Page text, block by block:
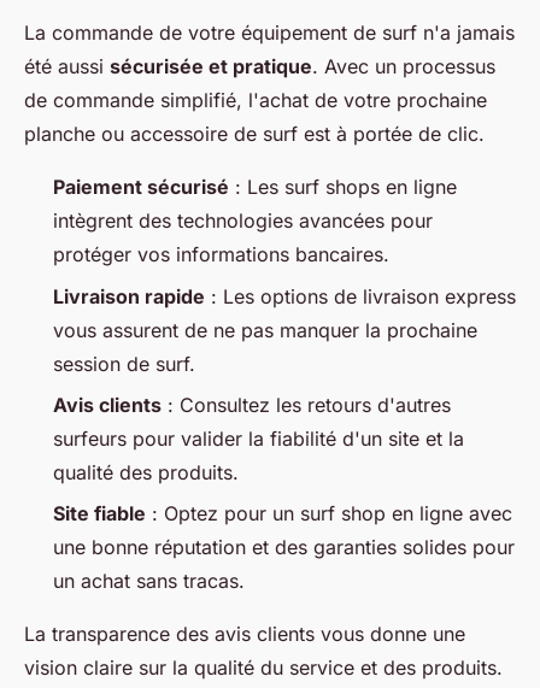
La commande de votre équipement de surf n'a jamais
été aussi sécurisée et pratique. Avec un processus
de commande simplifié, l'achat de votre prochaine
planche ou accessoire de surf est à portée de clic.
Paiement sécurisé : Les surf shops en ligne
intègrent des technologies avancées pour
protéger vos informations bancaires.
Livraison rapide : Les options de livraison express
vous assurent de ne pas manquer la prochaine
session de surf.
Avis clients : Consultez les retours d'autres
surfeurs pour valider la fiabilité d'un site et la
qualité des produits.
Site fiable : Optez pour un surf shop en ligne avec
une bonne réputation et des garanties solides pour
un achat sans tracas.
La transparence des avis clients vous donne une
vision claire sur la qualité du service et des produits.